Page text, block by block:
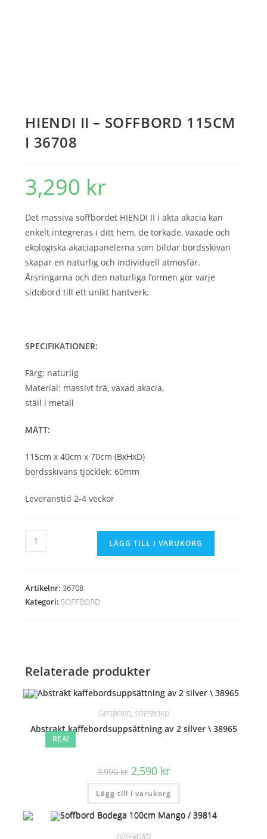
HIENDI II – SOFFBORD 115CM
I 36708
3,290 kr
Det massiva soffbordet HIENDI II i äkta akacia kan
enkelt integreras i ditt hem, de torkade, vaxade och
ekologiska akaciapanelerna som bildar bordsskivan
skapar en naturlig och individuell atmosfär.
Årsringarna och den naturliga formen gör varje
sidobord till ett unikt hantverk.
SPECIFIKATIONER:
Färg: naturlig
Material: massivt trä, vaxad akacia,
ställ i metall
MÅTT:
115cm x 40cm x 70cm (BxHxD)
bordsskivans tjocklek: 60mm
Leveranstid 2-4 veckor
HIENDI
II
115CM
LÄGG TILL I VARUKORG
Artikelnr:36708
Kategori: SOFFBORD
Relaterade produkter
REA!
SATSBORD, SOFFBORD
Abstrakt kaffebordsuppsättning av 2 silver \ 38965
3,990kr Det
ursprungliga
priset
var:
3,990 kr.
2,590 krDet
priset
är:
2,590 kr.
Lägg till i varukorg
SOFFBORD